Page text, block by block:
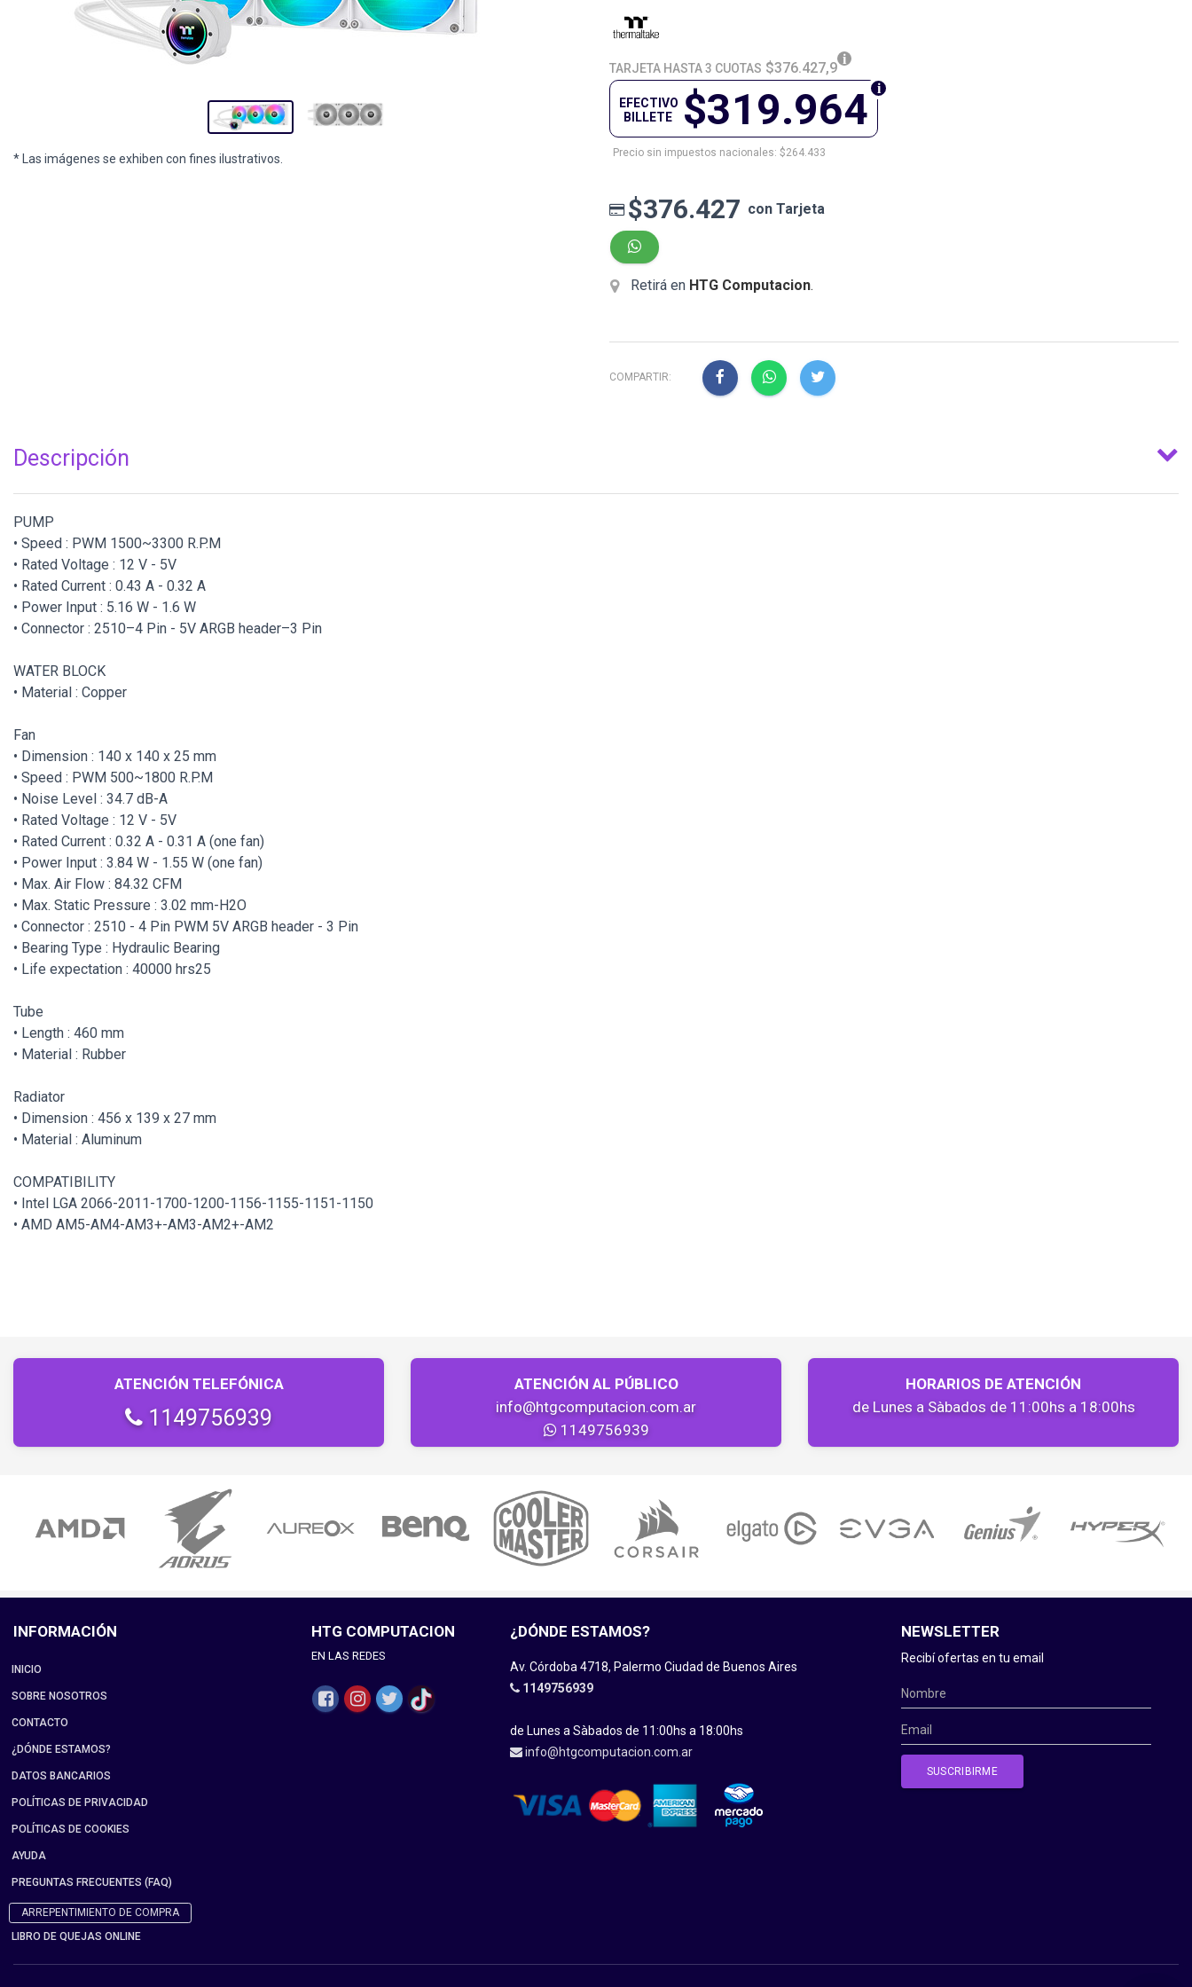
* Las imágenes se exhiben con fines ilustrativos.
TARJETA HASTA 3 CUOTAS $376.427,9
$319.964
EFECTIVO
BILLETE
Precio sin impuestos nacionales: $264.433
$376.427 con Tarjeta
Retirá en HTG Computacion.
COMPARTIR:
Descripción
PUMP
• Speed : PWM 1500~3300 R.P.M
• Rated Voltage : 12 V - 5V
• Rated Current : 0.43 A - 0.32 A
• Power Input : 5.16 W - 1.6 W
• Connector : 2510–4 Pin - 5V ARGB header–3 Pin
WATER BLOCK
• Material : Copper
Fan
• Dimension : 140 x 140 x 25 mm
• Speed : PWM 500~1800 R.P.M
• Noise Level : 34.7 dB-A
• Rated Voltage : 12 V - 5V
• Rated Current : 0.32 A - 0.31 A (one fan)
• Power Input : 3.84 W - 1.55 W (one fan)
• Max. Air Flow : 84.32 CFM
• Max. Static Pressure : 3.02 mm-H2O
• Connector : 2510 - 4 Pin PWM 5V ARGB header - 3 Pin
• Bearing Type : Hydraulic Bearing
• Life expectation : 40000 hrs25
Tube
• Length : 460 mm
• Material : Rubber
Radiator
• Dimension : 456 x 139 x 27 mm
• Material : Aluminum
COMPATIBILITY
• Intel LGA 2066-2011-1700-1200-1156-1155-1151-1150
• AMD AM5-AM4-AM3+-AM3-AM2+-AM2
ATENCIÓN TELEFÓNICA
1149756939
ATENCIÓN AL PÚBLICO
info@htgcomputacion.com.ar
1149756939
HORARIOS DE ATENCIÓN
de Lunes a Sàbados de 11:00hs a 18:00hs
INFORMACIÓN
INICIO
SOBRE NOSOTROS
CONTACTO
¿DÓNDE ESTAMOS?
DATOS BANCARIOS
POLÍTICAS DE PRIVACIDAD
POLÍTICAS DE COOKIES
AYUDA
PREGUNTAS FRECUENTES (FAQ)
ARREPENTIMIENTO DE COMPRA
LIBRO DE QUEJAS ONLINE
HTG COMPUTACION
EN LAS REDES
¿DÓNDE ESTAMOS?
Av. Córdoba 4718, Palermo Ciudad de Buenos Aires
1149756939
de Lunes a Sàbados de 11:00hs a 18:00hs
info@htgcomputacion.com.ar
NEWSLETTER
Recibí ofertas en tu email